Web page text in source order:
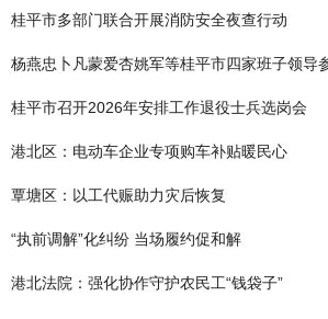
桂平市多部门联合开展消防安全夜查行动
杨燕忠卜凡蒙爱杏姚军等桂平市四家班子领导
桂平市召开2026年安排工作退役士兵选岗会
港北区：电动车企业专项购车补贴暖民心
覃塘区：以工代赈助力灾后恢复
“执前调解”化纠纷 当场履约促和解
港北法院：强化协作守护农民工“钱袋子”